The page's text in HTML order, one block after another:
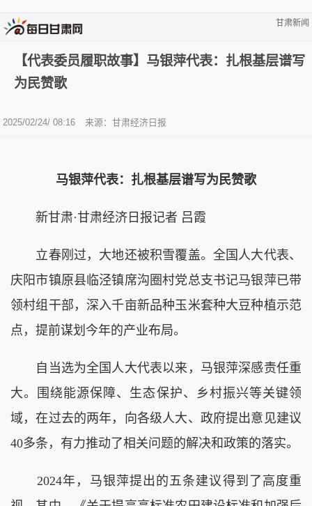
甘肃新闻
【代表委员履职故事】马银萍代表：扎根基层谱写
为民赞歌
2025/02/24/ 08:16 来源：甘肃经济日报
马银萍代表：扎根基层谱写为民赞歌
新甘肃·甘肃经济日报记者 吕霞
立春刚过，大地还被积雪覆盖。全国人大代表、
庆阳市镇原县临泾镇席沟圈村党总支书记马银萍已带
领村组干部，深入千亩新品种玉米套种大豆种植示范
点，提前谋划今年的产业布局。
自当选为全国人大代表以来，马银萍深感责任重
大。围绕能源保障、生态保护、乡村振兴等关键领
域，在过去的两年，向各级人大、政府提出意见建议
40多条，有力推动了相关问题的解决和政策的落实。
2024年，马银萍提出的五条建议得到了高度重